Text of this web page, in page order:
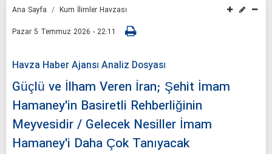
Ana Sayfa
Kum İlimler Havzası
Pazar 5 Temmuz 2026 - 22:11
Havza Haber Ajansı Analiz Dosyası
Güçlü ve İlham Veren İran; Şehit İmam
Hamaney'in Basiretli Rehberliğinin
Meyvesidir / Gelecek Nesiller İmam
Hamaney'i Daha Çok Tanıyacak